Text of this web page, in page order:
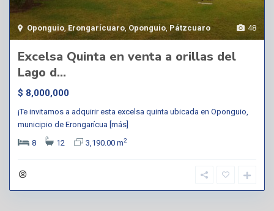
48
Oponguio Erongarícuaro Oponguio Pátzcuaro
Excelsa Quinta en venta a orillas del
Lago d...
$ 8,000,000
¡Te invitamos a adquirir esta excelsa quinta ubicada en Oponguio,
municipio de Erongarícua [más]
8
12 3,190.00 m2